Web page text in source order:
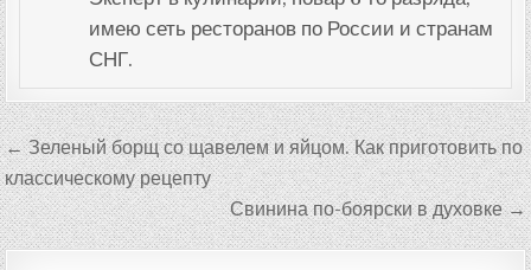
имею сеть ресторанов по России и странам
СНГ.
Навигация
по
записям
← Зеленый борщ со щавелем и яйцом. Как приготовить по
классическому рецепту
Свинина по-боярски в духовке →